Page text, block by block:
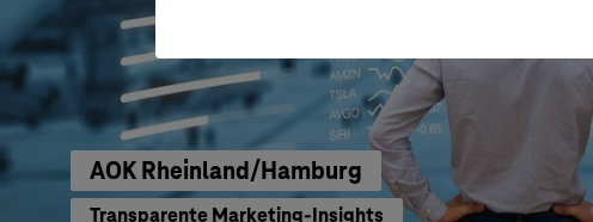
AOK Rheinland/Hamburg
Transparente Marketing-Insights